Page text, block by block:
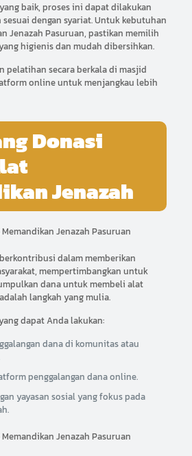
baik, proses ini dapat dilakukan
dengan syariat. Untuk kebutuhan
Jenazah Pasuruan, pastikan memilih
higienis dan mudah dibersihkan.
pelatihan secara berkala di masjid
online untuk menjangkau lebih
Donasi
Jenazah
dalam memberikan
mempertimbangkan untuk
dana untuk membeli alat
langkah yang mulia.
dapat Anda lakukan:
dana di komunitas atau
penggalangan dana online.
yayasan sosial yang fokus pada